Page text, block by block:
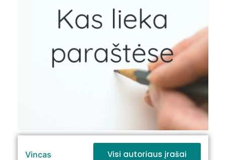
Vincas Visi autoriaus įrašai